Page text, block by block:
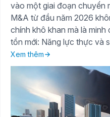
vào một giai đoạn chuyển
M&A từ đầu năm 2026
chính khô khan mà là
tồn mới: Năng lực thực và
Xem thêm